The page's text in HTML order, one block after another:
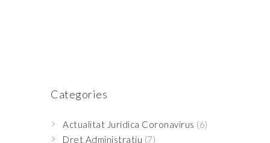
Categories
Actualitat Jurídica Coronavirus (6)
Dret Administratiu (7)